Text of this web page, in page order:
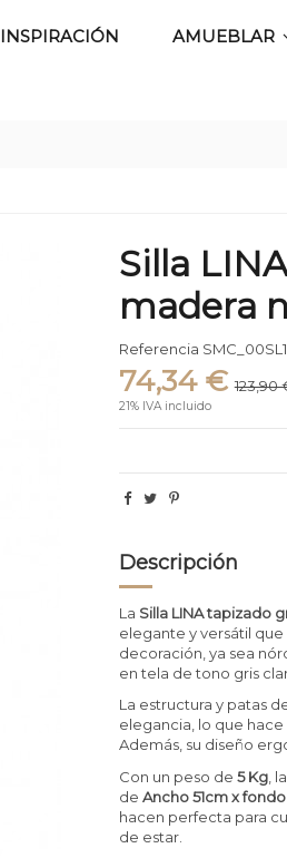
INSPIRACIÓN AMUEBLAR
Silla
madera
Referencia
74,34 € 123,90
21% IVA incluido
Descripción
La Silla LINA tapizado
elegante y versátil
decoración, ya sea
en tela de tono gris
La estructura y patas
elegancia, lo que
Además, su diseño
Con un peso de5 Kg ,
deAncho 51cm x
hacen perfecta para
de estar.